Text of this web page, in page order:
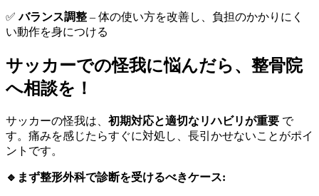
✅バランス調整 – 体の使い方を改善し、負担のかかりにく
い動作を身につける
サッカーでの怪我に悩んだら、整骨院
へ相談を！
サッカーの怪我は、 初期対応と適切なリハビリが重要 で
す。痛みを感じたらすぐに対処し、長引かせないことがポイ
ントです。
🔹まず整形外科で診断を受けるべきケース: